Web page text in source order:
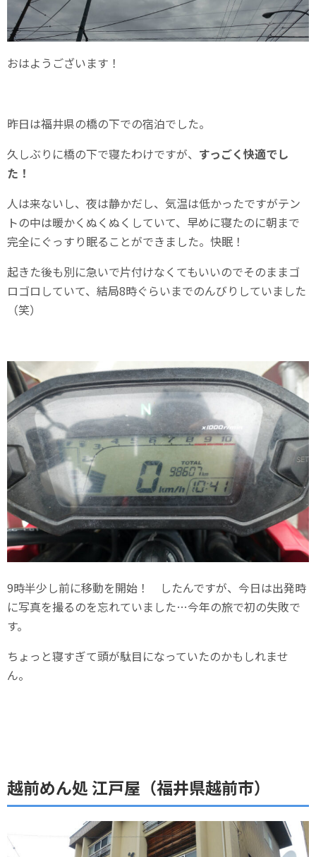
おはようございます！
昨日は福井県の橋の下での宿泊でした。
久しぶりに橋の下で寝たわけですが、 すっごく快適でし
た！
人は来ないし、夜は静かだし、気温は低かったですがテン
トの中は暖かくぬくぬくしていて、早めに寝たのに朝まで
完全にぐっすり眠ることができました。快眠！
起きた後も別に急いで片付けなくてもいいのでそのままゴ
ロゴロしていて、結局8時ぐらいまでのんびりしていました
（笑）
9時半少し前に移動を開始！ したんですが、今日は出発時
に写真を撮るのを忘れていました…今年の旅で初の失敗で
す。
ちょっと寝すぎて頭が駄目になっていたのかもしれませ
ん。
越前めん処 江戸屋（福井県越前市）